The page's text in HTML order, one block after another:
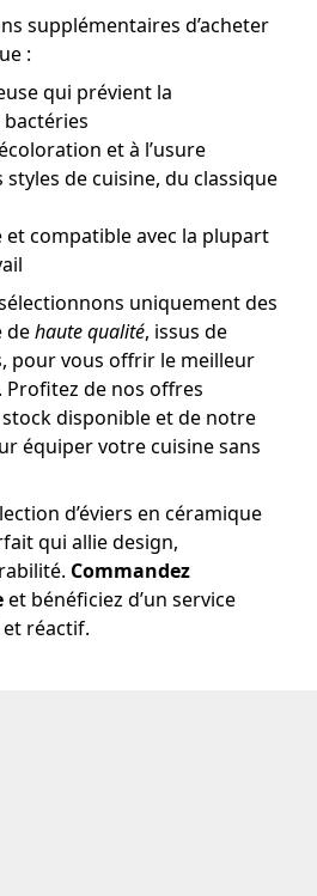
supplémentaires d’acheter
:
qui prévient la
et à l’usure
styles de cuisine, du classique
compatible avec la plupart
uniquement des
dehaute qualité, issus de
pour vous offrir le meilleur
de nos offres
disponible et de notre
équiper votre cuisine sans
d’éviers en céramique
qui allie design,
Commandez
et bénéficiez d’un service
réactif.